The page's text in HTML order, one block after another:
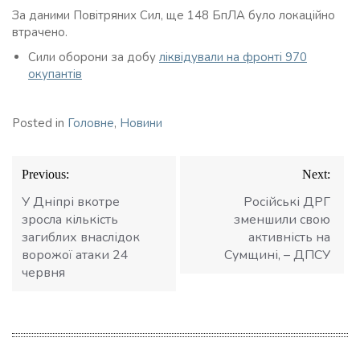
За даними Повітряних Сил, ще 148 БпЛА було локаційно
втрачено.
Сили оборони за добу ліквідували на фронті 970
окупантів
Posted in Головне, Новини
Навігація
записів
Previous:
У Дніпрі вкотре
зросла кількість
загиблих внаслідок
ворожої атаки 24
червня
Next:
Російські ДРГ
зменшили свою
активність на
Сумщині, – ДПСУ